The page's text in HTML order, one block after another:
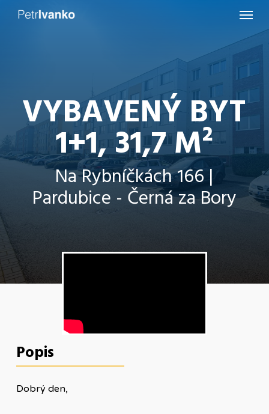
Skip
Menu
VYBAVENÝ BYT
1+1, 31,7 M²
Na Rybníčkách 166 |
Pardubice - Černá za Bory
Popis
Dobrý den,